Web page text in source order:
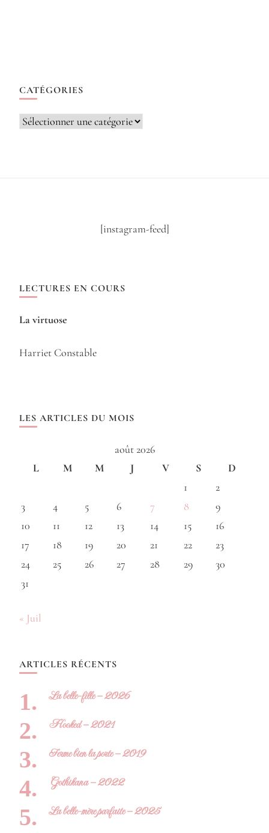
CATÉGORIES
Catégories
[instagram-feed]
LECTURES EN COURS
La virtuose
Harriet Constable
LES ARTICLES DU MOIS
août 2026
L
M M J V S
D
1
2
3
4 5 6 7 8
9
10
11 12 13 14 15
16
17
18 19 20 21 22
23
24
25 26 27 28 29
30
31
« Juil
ARTICLES RÉCENTS
La belle-fille – 2026
Hooked – 2021
Ferme bien la porte – 2019
Gothikana – 2022
La belle-mère parfaite – 2025